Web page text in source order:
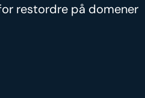
restordre på domener